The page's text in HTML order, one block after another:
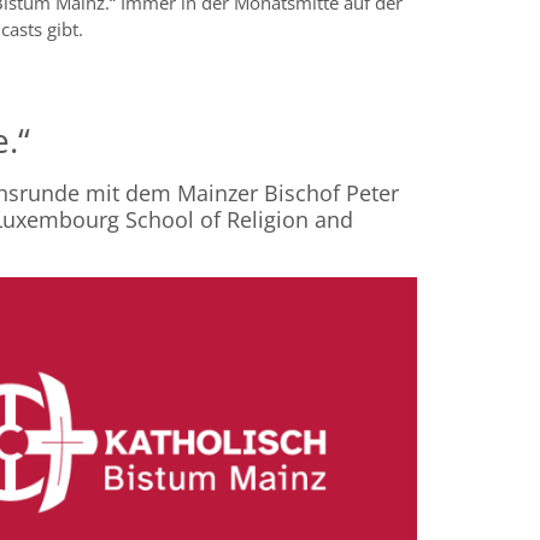
gibt.
mit dem Mainzer Bischof Peter
School of Religion and